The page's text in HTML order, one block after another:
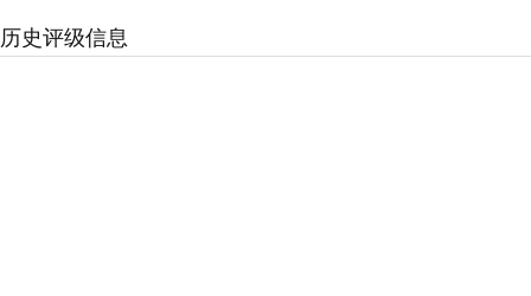
历史评级信息